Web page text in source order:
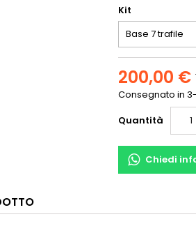
Kit
200,00 €
Consegnato in
Quantità
Chiedi